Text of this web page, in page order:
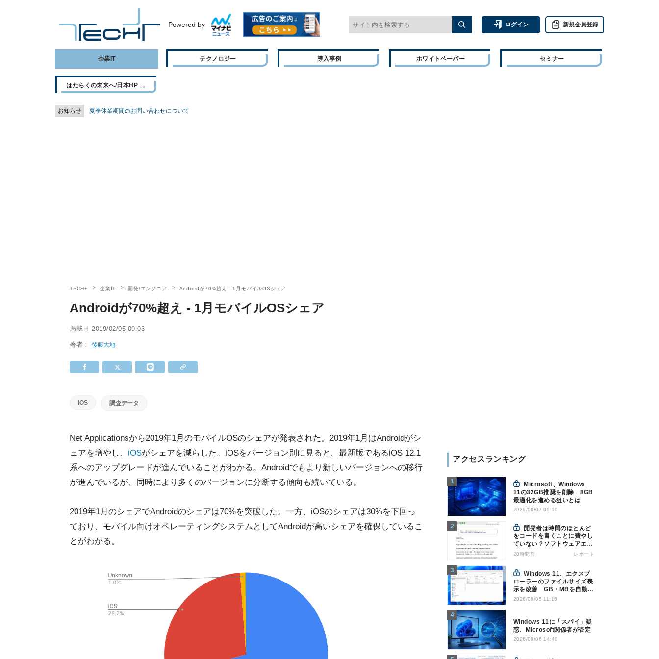
Powered by ログイン 新規会員登録
企業IT テクノロジー 導入事例 ホワイトペーパー セミナー
はたらくの未来へ/日本HP
お知らせ 夏季休業期間のお問い合わせについて
TECH+ 企業IT 開発/エンジニア Androidが70%超え - 1月モバイルOSシェア
Androidが70%超え - 1月モバイルOSシェア
掲載日 2019/02/05 09:03
著者：後藤大地
iOS 調査データ
Net Applicationsから2019年1月のモバイルOSのシェアが発表された。2019年1月はAndroidがシ
ェアを増やし、 iOSがシェアを減らした。iOSをバージョン別に見ると、最新版であるiOS 12.1
系へのアップグレードが進んでいることがわかる。Androidでもより新しいバージョンへの移行
が進んでいるが、同時により多くのバージョンに分断する傾向も続いている。
2019年1月のシェアでAndroidのシェアは70%を突破した。一方、iOSのシェアは30%を下回っ
ており、モバイル向けオペレーティングシステムとしてAndroidが高いシェアを確保しているこ
とがわかる。
アクセスランキング
11の32GB推奨を削除 8GB
最適化を進める狙いとは
2026/08/07 09:10
をコードを書くことに費やし
ていない？ソフトウェアエン
ジニアリングにおけるAIの8
20時間前 レポート
Windows 11、エクスプ
ローラーのファイルサイズ表
示を改善 GB・MBを自動表
示へ
2026/08/05 11:16
Windows 11に「スパイ」疑
惑、Microsoft関係者が否定
2026/08/06 14:48